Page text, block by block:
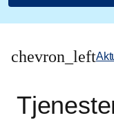
chevron_left